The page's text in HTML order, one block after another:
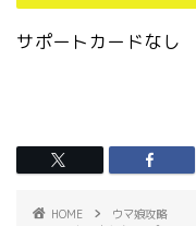
サポートカードなし
HOME
ウマ娘攻略